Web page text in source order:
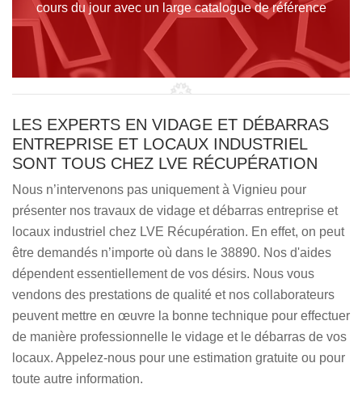
cours du jour avec un large catalogue de référence
LES EXPERTS EN VIDAGE ET DÉBARRAS
ENTREPRISE ET LOCAUX INDUSTRIEL
SONT TOUS CHEZ LVE RÉCUPÉRATION
Nous n’intervenons pas uniquement à Vignieu pour
présenter nos travaux de vidage et débarras entreprise et
locaux industriel chez LVE Récupération. En effet, on peut
être demandés n’importe où dans le 38890. Nos d'aides
dépendent essentiellement de vos désirs. Nous vous
vendons des prestations de qualité et nos collaborateurs
peuvent mettre en œuvre la bonne technique pour effectuer
de manière professionnelle le vidage et le débarras de vos
locaux. Appelez-nous pour une estimation gratuite ou pour
toute autre information.